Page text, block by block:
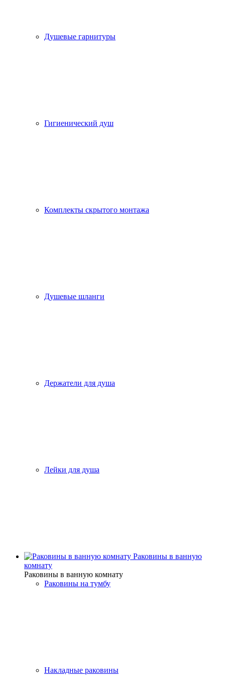
Душевые гарнитуры
Гигиенический душ
Комплекты скрытого монтажа
Душевые шланги
Держатели для душа
Лейки для душа
Раковины в ванную
комнату
Раковины в ванную комнату
Раковины на тумбу
Накладные раковины